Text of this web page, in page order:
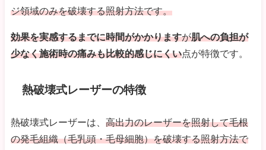
ジ領域のみを破壊する照射方法です。
効果を実感するまでに時間がかかりますが肌への負担が
少なく施術時の痛みも比較的感じにくい点が特徴です。
熱破壊式レーザーの特徴
熱破壊式レーザーは、 高出力のレーザーを照射して毛根
の発毛組織（毛乳頭・毛母細胞）を破壊する照射方法で